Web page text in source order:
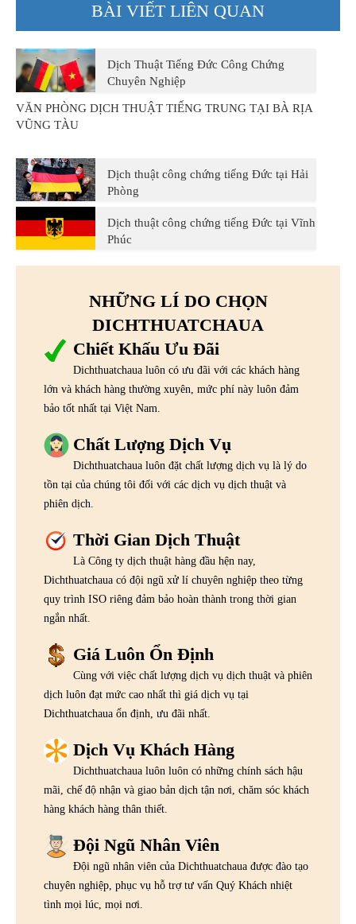
BÀI VIẾT LIÊN QUAN
Dịch Thuật Tiếng Đức Công Chứng
Chuyên Nghiệp
VĂN PHÒNG DỊCH THUẬT TIẾNG TRUNG TẠI BÀ RỊA
VŨNG TÀU
Dịch thuật công chứng tiếng Đức tại Hải
Phòng
Dịch thuật công chứng tiếng Đức tại Vĩnh
Phúc
NHỮNG LÍ DO CHỌN
DICHTHUATCHAUA
Chiết Khấu Ưu Đãi
Dichthuatchaua luôn có ưu đãi với các khách hàng
lớn và khách hàng thường xuyên, mức phí này luôn đảm
bảo tốt nhất tại Việt Nam.
Chất Lượng Dịch Vụ
Dichthuatchaua luôn đặt chất lượng dịch vụ là lý do
tồn tại của chúng tôi đối với các dịch vụ dịch thuật và
phiên dịch.
Thời Gian Dịch Thuật
Là Công ty dịch thuật hàng đầu hện nay,
Dichthuatchaua có đội ngũ xử lí chuyên nghiệp theo từng
quy trình ISO riêng đảm bảo hoàn thành trong thời gian
ngắn nhất.
Giá Luôn Ổn Định
Cùng với việc chất lượng dịch vụ dịch thuật và phiên
dịch luôn đạt mức cao nhất thì giá dịch vụ tại
Dichthuatchaua ổn định, ưu đãi nhất.
Dịch Vụ Khách Hàng
Dichthuatchaua luôn luôn có những chính sách hậu
mãi, chế độ nhận và giao bản dịch tận nơi, chăm sóc khách
hàng khách hàng thân thiết.
Đội Ngũ Nhân Viên
Đội ngũ nhân viên của Dichthuatchaua được đào tạo
chuyên nghiệp, phục vụ hỗ trợ tư vấn Quý Khách nhiệt
tình mọi lúc, mọi nơi.